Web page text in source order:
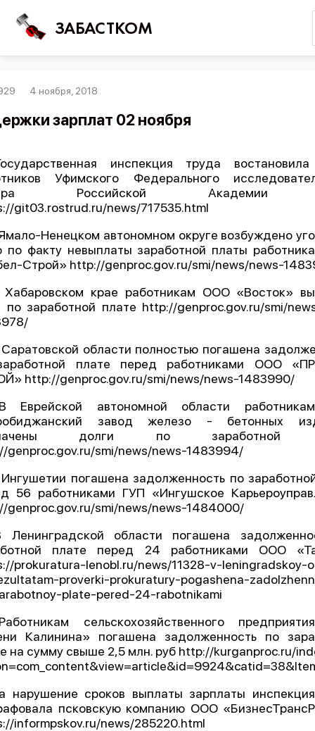
ЗАБАСТКОМ
Новости
Карта событий
Трудовые конфликты
Отчеты
Предложить публикацию
Справочник
API
Политика конфиденциальности
4 ноября, 2018
зарплат 02 ноября
инспекция труда
Уфимского Федерального
Российской Академии
git03.rostrud.ru/news/717535.html
Ненецком автономном округе возбуждено
по факту невыплаты заработной платы
Строй» http://genproc.gov.ru/smi/news/news-
крае работникам ООО «Восток»
по заработной плате http://genproc.gov.ru/smi/
области полностью погашена
плате перед работниками ООО
http://genproc.gov.ru/smi/news/news-1483990/
Еврейской автономной области
завод железо - бетонных
долги по заработной
genproc.gov.ru/smi/news/news-1483994/
погашена задолженность по
56 работниками ГУП «Ингушское
genproc.gov.ru/smi/news/news-1484000/
области погашена
плате перед 24 работниками ООО
prokuratura-lenobl.ru/news/11328-v-leningradskoy-
proverki-prokuratury-pogashena-
plate-pered-24-rabotnikami
сельскохозяйственного
Калинина» погашена задолженность по
на сумму свыше 2,5 млн. руб http://kurganproc.ru/
нарушение сроков выплаты зарплаты
псковскую компанию ООО
informpskov.ru/news/285220.html